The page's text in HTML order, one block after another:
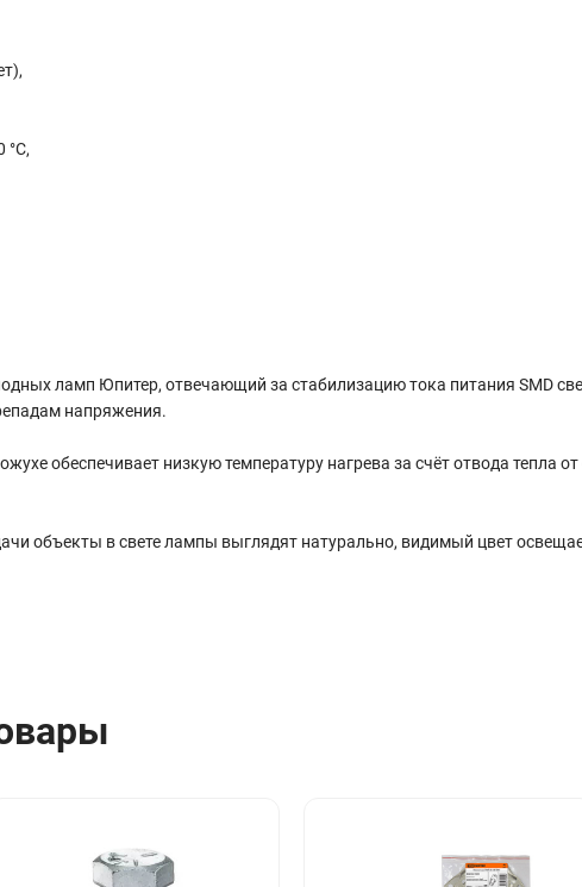
°C,
ламп Юпитер, отвечающий за стабилизацию тока питания SMD
напряжения.
обеспечивает низкую температуру нагрева за счёт отвода тепла
объекты в свете лампы выглядят натурально, видимый цвет